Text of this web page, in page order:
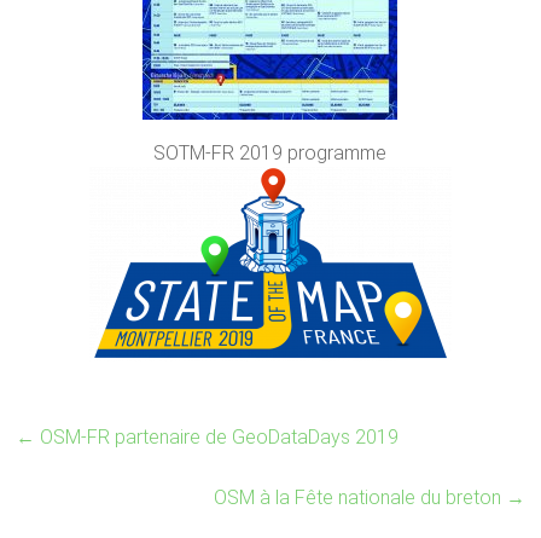
SOTM-FR 2019 programme
← OSM-FR partenaire de GeoDataDays 2019
OSM à la Fête nationale du breton →